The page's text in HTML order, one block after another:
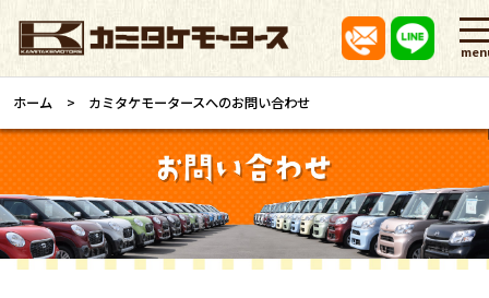
ホーム カミタケモータースへのお問い合わせ